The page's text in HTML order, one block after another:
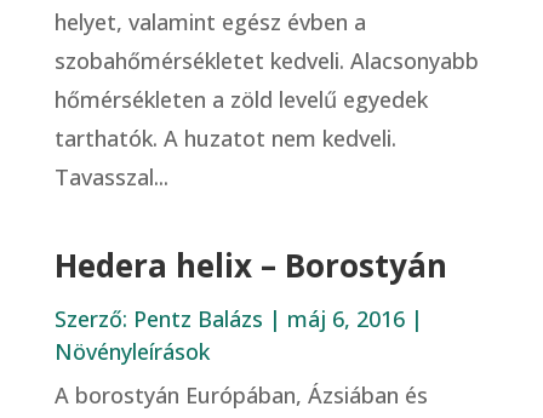
helyet, valamint egész évben a
szobahőmérsékletet kedveli. Alacsonyabb
hőmérsékleten a zöld levelű egyedek
tarthatók. A huzatot nem kedveli.
Tavasszal...
Hedera helix – Borostyán
Szerző: Pentz Balázs | máj 6, 2016|
Növényleírások
A borostyán Európában, Ázsiában és